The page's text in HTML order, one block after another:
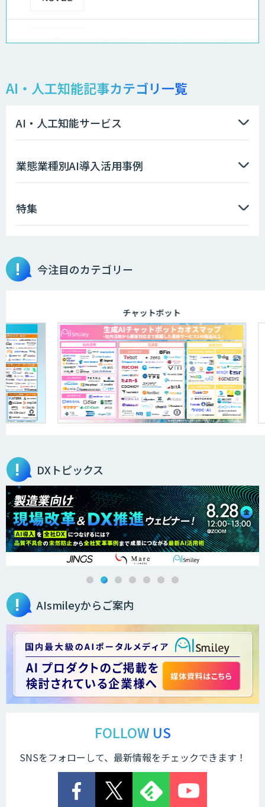
設計不明の古いシステムをAIが解析して
AIエージェント開発支援
AIエンジニアアカデミー（バイブコーデ
aiDAPTIV+
ELYZA Works with KDDI
JAPAN AI KNOWLEDGE
オーダーメイドAI人材育成研修
Brain Plus for Sales
データ分析/AI開発/コンサルティング
Docify（ドシファイ）
Cogent AI Cabinet
AI・人工知能記事カテゴリ一覧
AI・人工知能サービス
業態業種別AI導入活用事例
特集
今注目のカテゴリー
チャットボット
DXトピックス
AIsmileyからご案内
FOLLOW US
SNSをフォローして、最新情報をチェックできます！